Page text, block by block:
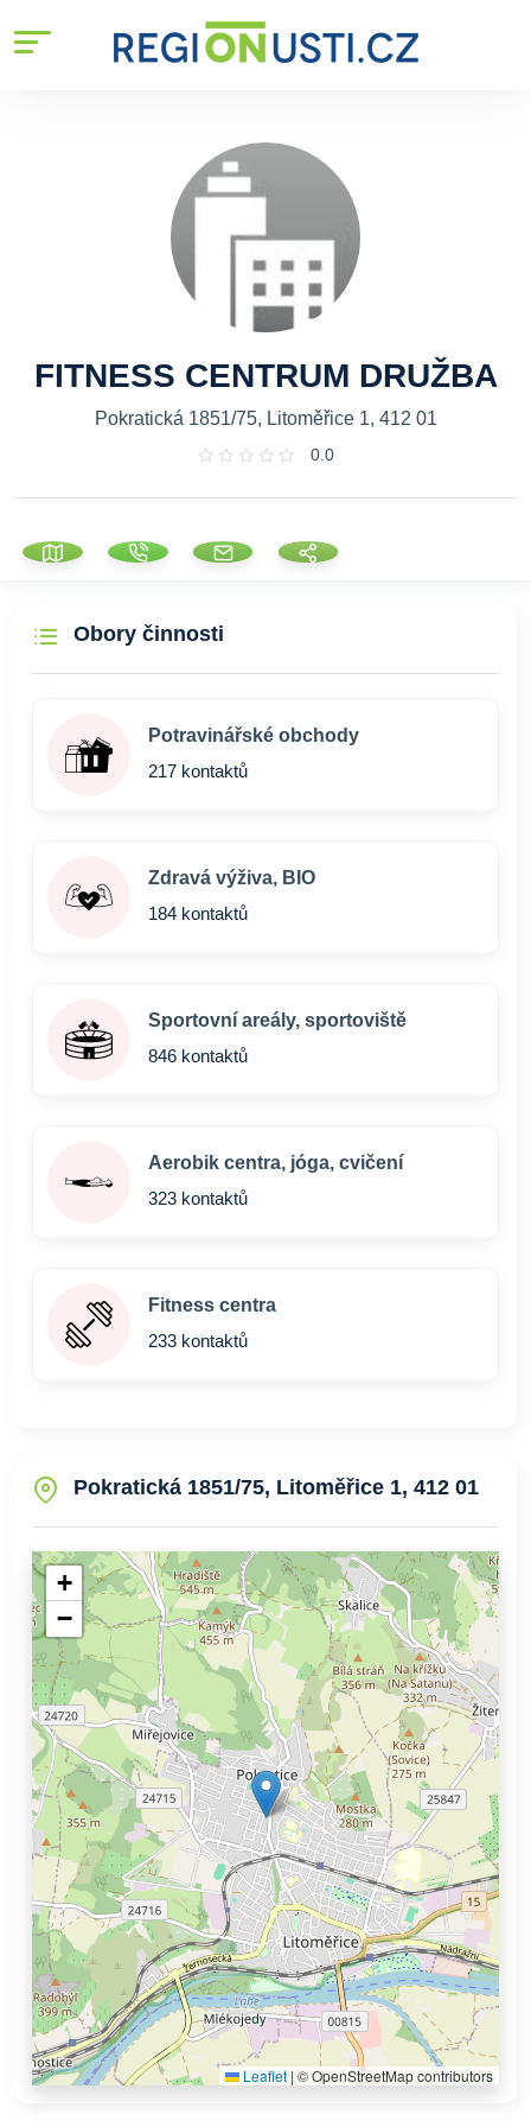
FITNESS CENTRUM DRUŽBA
Pokratická 1851/75, Litoměřice 1, 412 01
0.0
Obory činnosti
Potravinářské obchody
217 kontaktů
Zdravá výživa, BIO
184 kontaktů
Sportovní areály, sportoviště
846 kontaktů
Aerobik centra, jóga, cvičení
323 kontaktů
Fitness centra
233 kontaktů
Pokratická 1851/75, Litoměřice 1, 412 01
+
−
Leaflet | © OpenStreetMap contributors